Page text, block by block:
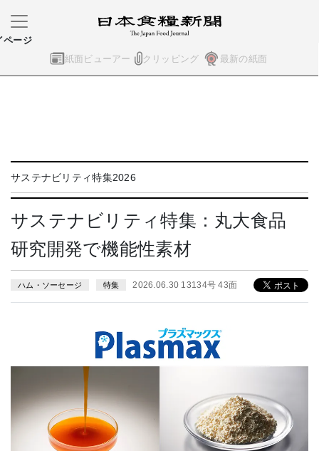
紙面ビューアー クリッピング 最新の紙面
ページ
サステナビリティ特集2026
サステナビリティ特集：丸大食品
研究開発で機能性素材
ハム・ソーセージ 特集 2026.06.30 13134号 43面